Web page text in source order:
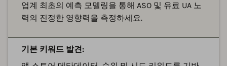
업계 최초의 예측 모델링을 통해 ASO 및 유료 UA 노
력의 진정한 영향력을 측정하세요.
기본 키워드 발견: